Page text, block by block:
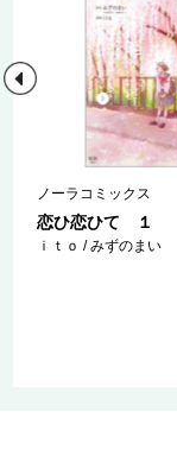
ノーラコミックス
恋ひ恋ひて １
ｉｔｏ / みずのまい